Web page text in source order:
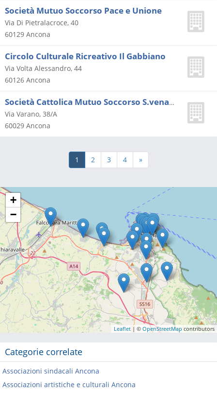
Società Mutuo Soccorso Pace e Unione
Via Di Pietralacroce, 40
60129 Ancona
Circolo Culturale Ricreativo Il Gabbiano
Via Volta Alessandro, 44
60126 Ancona
Società Cattolica Mutuo Soccorso S.venanzio
Via Varano, 38/A
60029 Ancona
1 2 3 4 »
+
−
Leaflet | © OpenStreetMap contributors
Categorie correlate
Associazioni sindacali Ancona
Associazioni artistiche e culturali Ancona